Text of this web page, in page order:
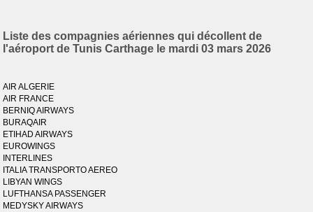
Liste des compagnies aériennes qui décollent de
l'aéroport de Tunis Carthage le mardi 03 mars 2026
AIR ALGERIE
AIR FRANCE
BERNIQ AIRWAYS
BURAQAIR
ETIHAD AIRWAYS
EUROWINGS
INTERLINES
ITALIA TRANSPORTO AEREO
LIBYAN WINGS
LUFTHANSA PASSENGER
MEDYSKY AIRWAYS